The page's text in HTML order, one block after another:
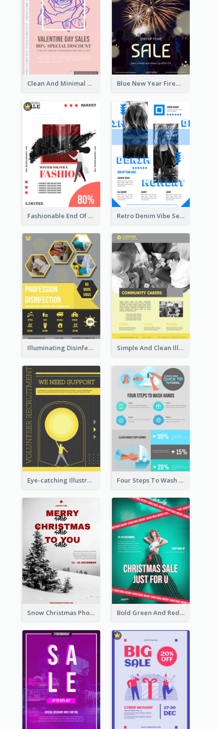
Clean And Minimal Rose Portrait Poster Design Blue New Year Firework Photo Sale Poster
Fashionable End Of Sale Poster Design Template Retro Denim Vibe Seasonal Sale Poster Design
Illuminating Disinfection Promotional Poster Design Simple And Clean Illuminating Community Poster Design
Eye-catching Illustration Illuminating Design Template Four Steps To Wash Hands Infographic Poster
Snow Christmas Photo Shopping Sale Poster Bold Green And Red Christmas Sale For You Poster